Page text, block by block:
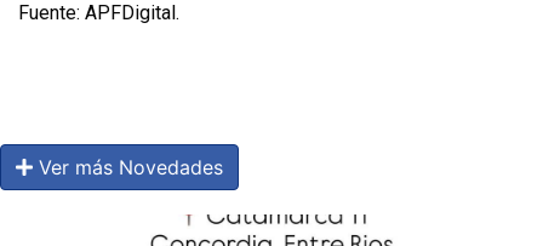
Fuente: APFDigital.
Ver más Novedades